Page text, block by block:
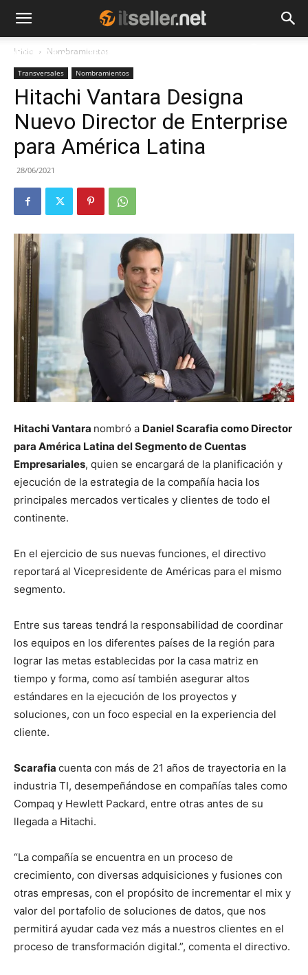
NOTICIAS TENDENCIAS
Inicio Nombramientos
Transversales Nombramientos
Hitachi Vantara Designa
Nuevo Director de Enterprise
para América Latina
28/06/2021
Hitachi Vantara nombró a Daniel Scarafia como Director
para América Latina del Segmento de Cuentas
Empresariales, quien se encargará de la planificación y
ejecución de la estrategia de la compañía hacia los
principales mercados verticales y clientes de todo el
continente.
En el ejercicio de sus nuevas funciones, el directivo
reportará al Vicepresidente de Américas para el mismo
segmento.
Entre sus tareas tendrá la responsabilidad de coordinar
los equipos en los diferentes países de la región para
lograr las metas establecidas por la casa matriz en
tiempo y forma, como así también asegurar altos
estándares en la ejecución de los proyectos y
soluciones, con un foco especial en la experiencia del
cliente.
Scarafia cuenta con más de 21 años de trayectoria en la
industria TI, desempeñándose en compañías tales como
Compaq y Hewlett Packard, entre otras antes de su
llegada a Hitachi.
“La compañía se encuentra en un proceso de
crecimiento, con diversas adquisiciones y fusiones con
otras empresas, con el propósito de incrementar el mix y
valor del portafolio de soluciones de datos, que nos
permitirá ayudar cada vez más a nuestros clientes en el
proceso de transformación digital.”, comenta el directivo.